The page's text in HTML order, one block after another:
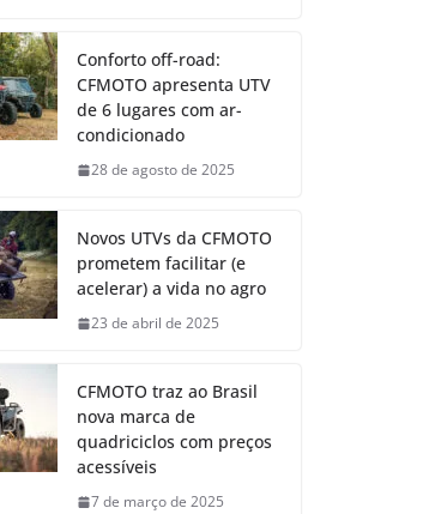
Conforto off-road:
CFMOTO apresenta UTV
de 6 lugares com ar-
condicionado
28 de agosto de 2025
Novos UTVs da CFMOTO
prometem facilitar (e
acelerar) a vida no agro
23 de abril de 2025
CFMOTO traz ao Brasil
nova marca de
quadriciclos com preços
acessíveis
7 de março de 2025